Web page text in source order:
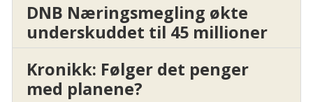
DNB Næringsmegling økte
underskuddet til 45 millioner
Kronikk: Følger det penger
med planene?